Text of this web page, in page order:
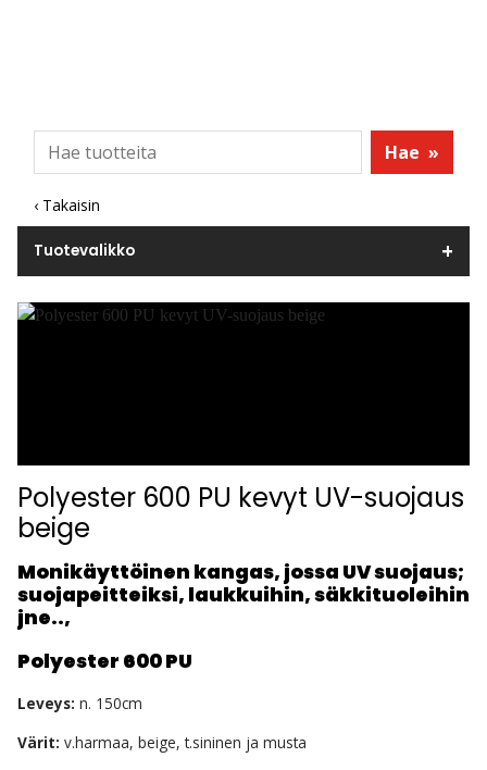
Hae »
‹ Takaisin
Tuotevalikko
Polyester 600 PU kevyt UV-suojaus
beige
Monikäyttöinen kangas, jossa UV suojaus;
suojapeitteiksi, laukkuihin, säkkituoleihin
jne..,
Polyester 600 PU
Leveys: n. 150cm
Värit: v.harmaa, beige, t.sininen ja musta